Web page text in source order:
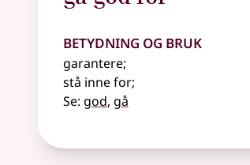
Betydning og bruk
garantere;
stå inne for;
Se: god, gå